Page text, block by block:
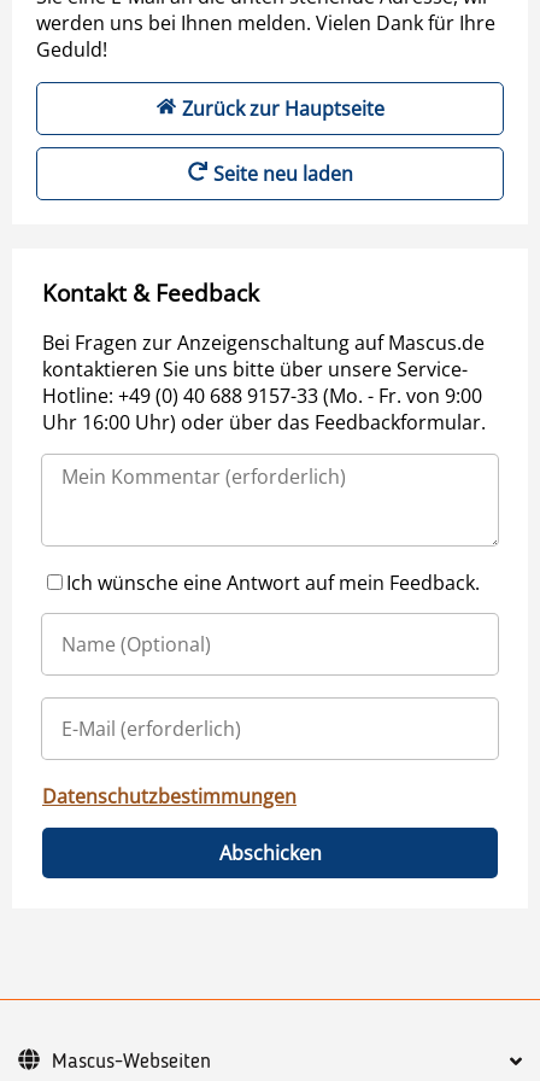
werden uns bei Ihnen melden. Vielen Dank für Ihre
Geduld!
Zurück zur Hauptseite
Seite neu laden
Kontakt & Feedback
Bei Fragen zur Anzeigenschaltung auf Mascus.de
kontaktieren Sie uns bitte über unsere Service-
Hotline: +49 (0) 40 688 9157-33 (Mo. - Fr. von 9:00
Uhr 16:00 Uhr) oder über das Feedbackformular.
Ich wünsche eine Antwort auf mein Feedback.
Datenschutzbestimmungen
Abschicken
Mascus-Webseiten